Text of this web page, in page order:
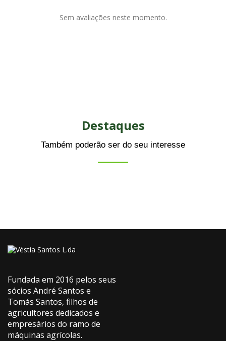
Sem avaliações neste momento.
Destaques
Também poderão ser do seu interesse
Fundada em 2016 pelos seus
sócios André Santos e
Tomás Santos, filhos de
agricultores dedicados e
empresários do ramo de
máquinas agrícolas.